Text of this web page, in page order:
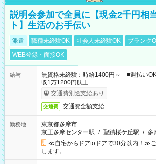
説明会参加で全員に【現金2千円相
ト】生活のお手伝い
派遣 職種未経験OK 社会人未経験OK
ブランク
WEB登録・面接OK
給与
無資格未経験：時給1400円～ ■週払い
収1万1200円以上
交通費別途支給あり
交通費 交通費全額支給
勤務地
東京都多摩市
京王多摩センター駅 / 聖蹟桜ケ丘駅 / 多
≪自宅からドアtoドアで30分以内！≫
します。